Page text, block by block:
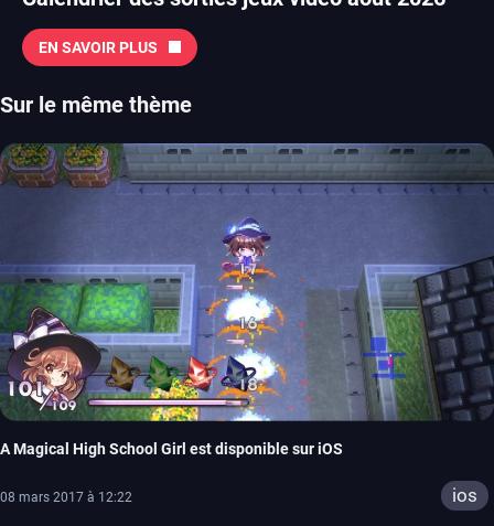
EN SAVOIR PLUS
Sur le même thème
A Magical High School Girl est disponible sur iOS
08 mars 2017 à 12:22 ios